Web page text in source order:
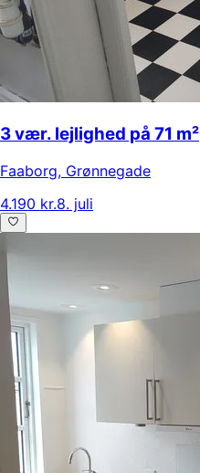
3 vær. lejlighed på 71 m²
Faaborg, Grønnegade
4.190 kr.8. juli